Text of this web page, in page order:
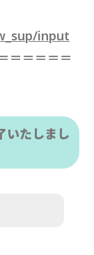
input
＝＝＝＝＝
いたしまし